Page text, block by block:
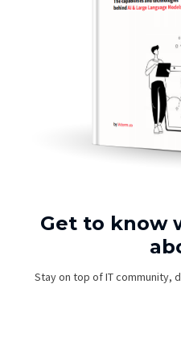
Get to know
Stay on top of IT community,